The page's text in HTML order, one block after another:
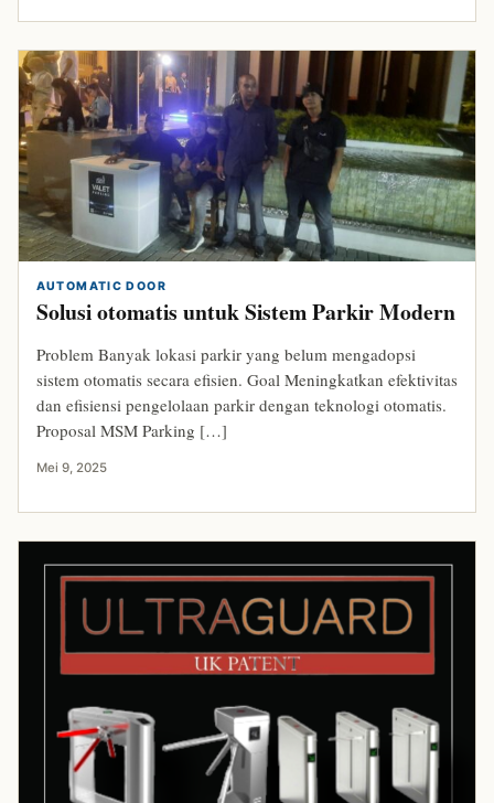
AUTOMATIC DOOR
Solusi otomatis untuk Sistem Parkir Modern
Problem Banyak lokasi parkir yang belum mengadopsi
sistem otomatis secara efisien. Goal Meningkatkan efektivitas
dan efisiensi pengelolaan parkir dengan teknologi otomatis.
Proposal MSM Parking […]
Mei 9, 2025